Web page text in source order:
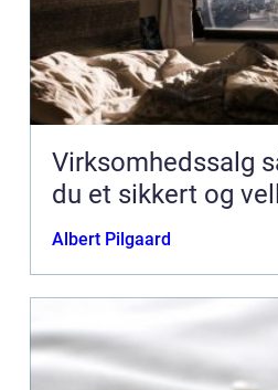
Virksomhedssalg sådan skaber
du et sikkert og
Albert Pilgaard